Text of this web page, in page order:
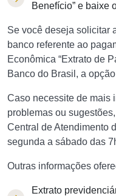
Benefício” e baixe
Se você deseja solicitar
banco referente ao
Econômica “Extrato de
Banco do Brasil, a
Caso necessite de mais
problemas ou
Central de Atendimento
segunda a sábado das
Outras informações
Extrato